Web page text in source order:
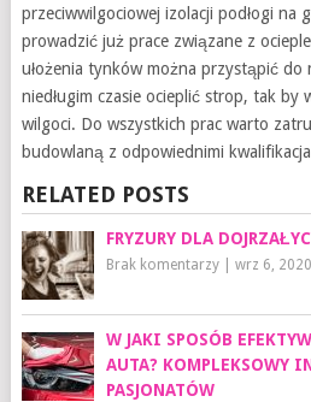
przeciwwilgociowej izolacji podłogi na
prowadzić już prace związane z
ułożenia tynków można przystąpić do
niedługim czasie ocieplić strop, tak by
wilgoci. Do wszystkich prac warto
budowlaną z odpowiednimi
RELATED POSTS
FRYZURY DLA
Brak komentarzy| wrz 6, 2020
W JAKI SPOSÓB
AUTA? KOMPLEKSOWY
PASJONATÓW